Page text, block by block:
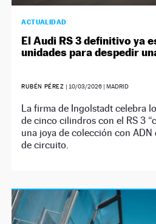
ACTUALIDAD
El Audi RS 3 definitivo ya
unidades para despedir
RUBÉN PÉREZ | 10/03/2026 | MADRID
La firma de Ingolstadt celebra
de cinco cilindros con el RS 3
una joya de colección con
de circuito.